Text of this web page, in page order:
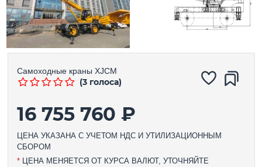
Самоходные краны XJCM
(3 голоса)
16 755 760 ₽
ЦЕНА УКАЗАНА С УЧЕТОМ НДС И УТИЛИЗАЦИОННЫМ
СБОРОМ
*ЦЕНА МЕНЯЕТСЯ ОТ КУРСА ВАЛЮТ, УТОЧНЯЙТЕ